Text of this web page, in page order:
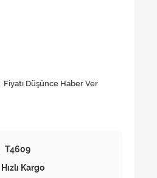
Fiyatı Düşünce Haber Ver
T4609
Hızlı Kargo